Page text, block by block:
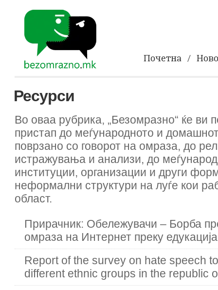
Почетна
Ресурси
Во оваа рубрика, „Безомразно“ ќе ви
пристап до меѓународното и
поврзано со говорот на омраза, до
истражувања и анализи, до
институции, организации и други
неформални структури на луѓе кои
област.
Прирачник: Обележувачи – Борба
омраза на Интернет преку
Report of the survey on hate speech
different ethnic groups in the republic